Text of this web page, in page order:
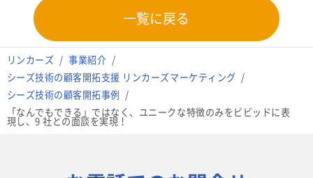
リンカーズ
事業紹介
シーズ技術の顧客開拓支援 リンカーズマーケティング
シーズ技術の顧客開拓事例
「なんでもできる」ではなく、ユニークな特徴のみをビビッドに表
現し、9 社との面談を実現！
一覧に戻る